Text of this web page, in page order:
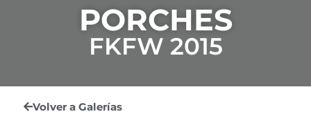
PORCHES
FKFW 2015
Volver a Galerías